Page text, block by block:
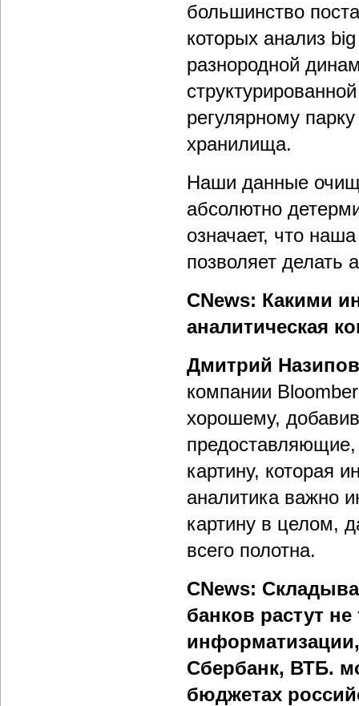
большинство
которых анализ
разнородной
регулярному
хранилища.
Наши данные
абсолютно
означает, что
позволяет делать
CNews: Какими
аналитическая
Дмитрий
компании
хорошему,
картину, которая
аналитика важно
картину в целом,
всего полотна.
CNews:
банков растут
Сбербанк, ВТБ.
бюджетах